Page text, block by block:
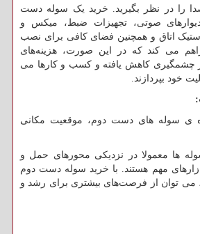
را در نظر بگیرید. خرید یک سوله دست
صوتی، تجهیزات ضبط، میکس و
اتاق و همچنین فضای کافی برای نصب
می کند که در این صورت، هزینه‌های
چشمگیری کاهش یافته و کسب و کارها می
خود بپردازند.
:
ی سوله های دست دوم، موقعیت‌ مکانی
ها معمولا در نزدیکی محورهای حمل و
مهم هستند. با خرید سوله دست دوم
می توان از فرصت‌های بیشتری برای رشد و